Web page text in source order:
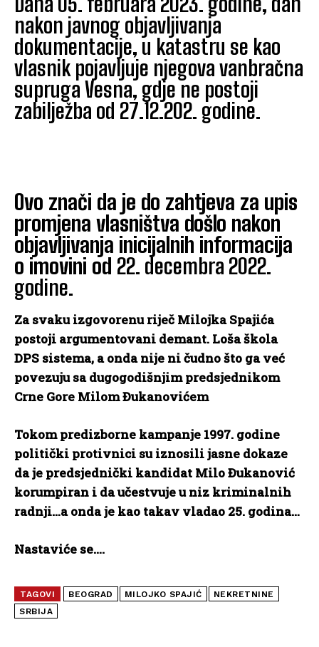
nakon javnog objavljivanja
dokumentacije, u katastru se kao
vlasnik pojavljuje njegova vanbračna
supruga Vesna, gdje ne postoji
zabilježba od 27.12.202. godine.
Ovo znači da je do zahtjeva za upis
promjena vlasništva došlo nakon
objavljivanja inicijalnih informacija
o imovini od 22. decembra 2022.
godine.
Za svaku izgovorenu riječ Milojka Spajića
postoji argumentovani demant. Loša škola
DPS sistema, a onda nije ni čudno što ga već
povezuju sa dugogodišnjim predsjednikom
Crne Gore Milom Đukanovićem
Tokom predizborne kampanje 1997. godine
politički protivnici su iznosili jasne dokaze
da je predsjednički kandidat Milo Đukanović
korumpiran i da učestvuje u niz kriminalnih
radnji…a onda je kao takav vladao 25. godina…
Nastaviće se….
TAGOVI BEOGRAD MILOJKO SPAJIĆ
NEKRETNINE
SRBIJA